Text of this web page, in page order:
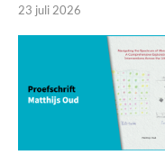
23 juli 2026